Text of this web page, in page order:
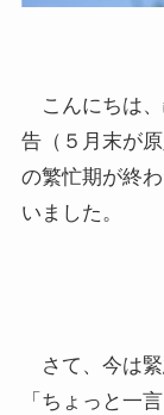
こんにちは、
告（５月末が
の繁忙期が終
いました。
さて、今は緊
「ちょっと一